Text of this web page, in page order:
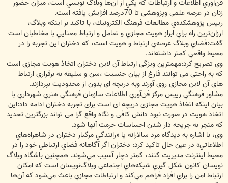
فن‌آوري اطلاعات و ارتباطات كه يكي از آن‌ها وبلاگ نويسي است،‌ میزان حضور
زنان در عرصه علمی وپژوهشی تا 70درصد افزایش یافته است.
رييس پژوهشكده‌ي مطالعات فرهنگ الكترونيك، با تاکید بر اینکه وبلاگ،
ارزان‌ترين راه براي ابراز هويت مجازي و تعامل و ارتباط معنايي با مخاطبان است
گفت:فضاي وبلاگ عرصه‌ي ارتباط و هويت است،‌ كه دختران اين تجربه را در
محيط واقعي كمتر داشته‌اند.
وی تصریح کرد:مهمترین ویژگی ارتباط آن لاین دختران اتخاذ هویت مجازی است
که به راحتی می توانند فارغ از بیان جنسیت ،سن و سلیقه به برقراری ارتباط
های آن لاین مجازی روی آورند وبه دریچه ای بدون از محدودیت بپردازند.
مشاور فرهنگي رييس مركز فن‌آوري اطلاعات سازمان فرهنگي هنري شهرداري با
بیان اینکه اتخاذ هویت مجازی دریچه ای است برای تجربه دختران ادامه داد:این
اتخاذ هویت در صورت نبود دانش کافی و نگاه واقع گرا می تواند بزرگترین تحدید
که منجر به جریحه دار شدن احساسات حرمت آنها شود.
وی، با اشاره به ديدگاه مرد سالارانه يا «رانندگي مرگبار دختران در شاهراه‌هاي
اطلاعاتي» در عين حال تاكيد كرد: دختران اگر آگاهانه فضاي ارتباطي خود را در
محيط اينترنت مديريت كنند، كمتر دچار آسيب مي‌شوند. همچنين باشگاه وبلاگ
نويسان كانون شكل گيري شبكه‌هاي اجتماعي وبلاگ‌نويسان است كه امكان
ارتباط امن را براي افراد فراهم مي‌كند و ارتباطات مجازي باعث مي‌شود كه آن‌ها